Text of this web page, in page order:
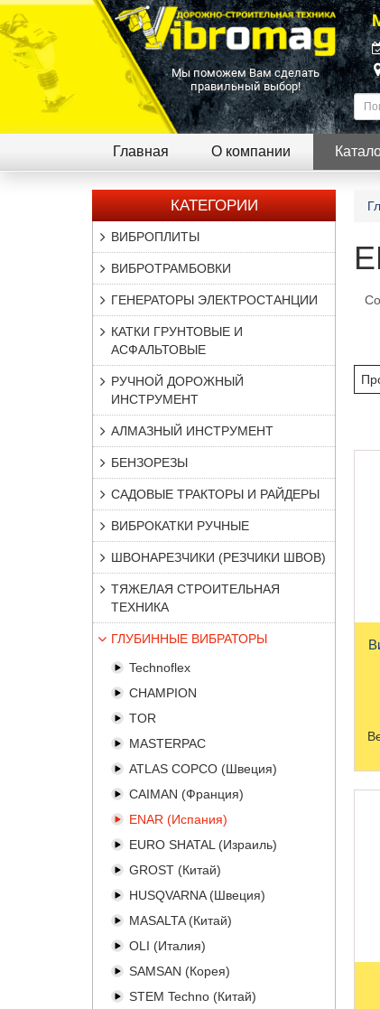
Мы поможем Вам сделать
правильный выбор!
Главная О компании
КАТЕГОРИИ
ВИБРОПЛИТЫ
ВИБРОТРАМБОВКИ
ГЕНЕРАТОРЫ ЭЛЕКТРОСТАНЦИИ
КАТКИ ГРУНТОВЫЕ И
АСФАЛЬТОВЫЕ
РУЧНОЙ ДОРОЖНЫЙ
ИНСТРУМЕНТ
АЛМАЗНЫЙ ИНСТРУМЕНТ
БЕНЗОРЕЗЫ
САДОВЫЕ ТРАКТОРЫ И РАЙДЕРЫ
ВИБРОКАТКИ РУЧНЫЕ
ШВОНАРЕЗЧИКИ (РЕЗЧИКИ ШВОВ)
ТЯЖЕЛАЯ СТРОИТЕЛЬНАЯ
ТЕХНИКА
ГЛУБИННЫЕ ВИБРАТОРЫ
Technoflex
CHAMPION
TOR
MASTERPAC
ATLAS COPCO (Швеция)
CAIMAN (Франция)
ENAR (Испания)
EURO SHATAL (Израиль)
GROST (Китай)
HUSQVARNA (Швеция)
MASALTA (Китай)
OLI (Италия)
SAMSAN (Корея)
STEM Techno (Китай)